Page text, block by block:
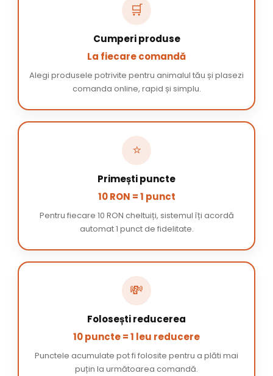
🛒
Cumperi produse
La fiecare comandă
Alegi produsele potrivite pentru animalul tău și plasezi
comanda online, rapid și simplu.
⭐
Primești puncte
10 RON = 1 punct
Pentru fiecare 10 RON cheltuiți, sistemul îți acordă
automat 1 punct de fidelitate.
💸
Folosești reducerea
10 puncte = 1 leu reducere
Punctele acumulate pot fi folosite pentru a plăti mai
puțin la următoarea comandă.